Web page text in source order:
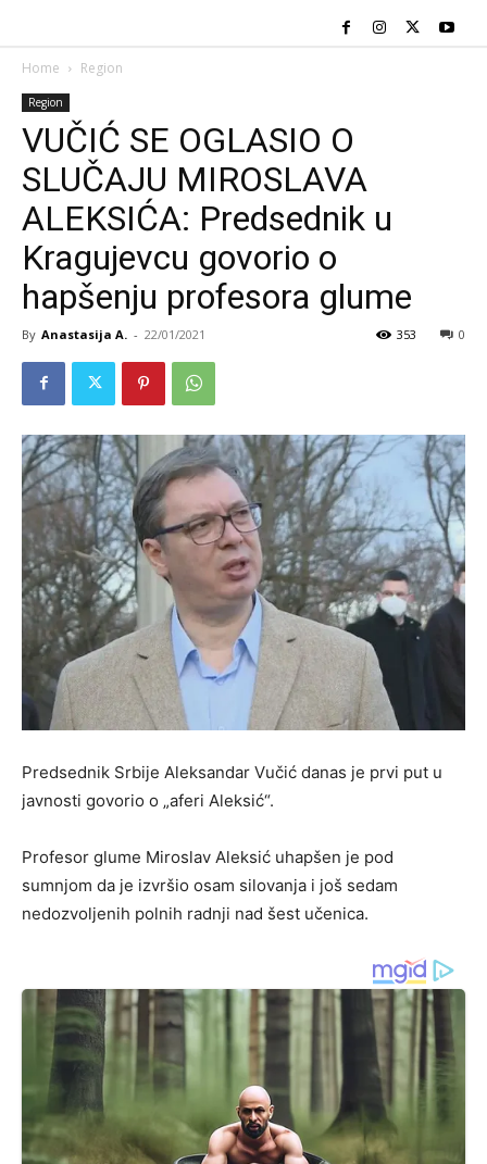
Home Region
Region
VUČIĆ SE OGLASIO O
SLUČAJU MIROSLAVA
ALEKSIĆA: Predsednik u
Kragujevcu govorio o
hapšenju profesora glume
By Anastasija A. - 22/01/2021 0
353
Predsednik Srbije Aleksandar Vučić danas je prvi put u
javnosti govorio o „aferi Aleksić“.
Profesor glume Miroslav Aleksić uhapšen je pod
sumnjom da je izvršio osam silovanja i još sedam
nedozvoljenih polnih radnji nad šest učenica.